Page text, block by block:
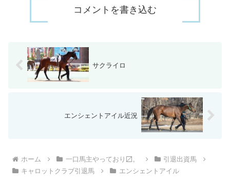
コメントを書き込む
サクライロ
エンシェントアイル近況
ホーム 一口馬主やっており〼。
引退出資馬
キャロットクラブ引退馬
エンシェントアイル